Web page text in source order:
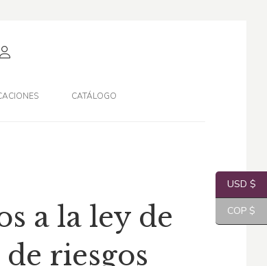
CATÁLOGO
a la ley de
riesgos
USD $
COP $